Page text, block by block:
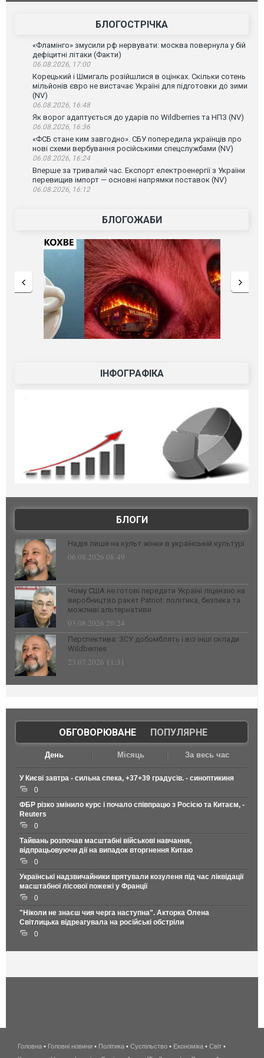
атаку. ВІДЕО
БЛОГОСТРІЧКА
«Фламінго» змусили рф нервувати: москва повернула у бій
дефіцитні літаки (Факти)
06.08.2026, 17:00
Корецький і Шмигаль розійшлися в оцінках. Скільки сотень
мільйонів євро не вистачає Україні для підготовки до зими
(NV)
06.08.2026, 16:48
Як ворог адаптується до ударів по Wildberries та НПЗ (NV)
06.08.2026, 16:36
«ФСБ стане ким завгодно». СБУ попередила українців про
нові схеми вербування російськими спецслужбами (NV)
06.08.2026, 16:24
Вперше за тривалий час. Експорт електроенергії з України
перевищив імпорт — основні напрямки поставок (NV)
06.08.2026, 16:12
БЛОГОЖАБИ
ІНФОГРАФІКА
БЛОГИ
Надія лише на культ жінки в українській культурі
06.08.2026 08:49
Чому США не готові передати Україні ліцензію на
виробництво ракет Patriot: політика, безпека та
можливі альтернативи
03.08.2026 20:24
Перспектива: ЗСУ добомблять і всі інші склади
Wildberries
23.07.2026 11:31
ОБГОВОРЮВАНЕ| ПОПУЛЯРНЕ
День Місяць За весь час
У Києві завтра - сильна спека, +37+39 градусів. - синоптикиня
0
ФБР різко змінило курс і почало співпрацю з Росією та Китаєм, -
Reuters
0
Тайвань розпочав масштабні військові навчання,
відпрацьовуючи дії на випадок вторгнення Китаю
0
Українські надзвичайники врятували козуленя під час ліквідації
масштабної лісової пожежі у Франції
0
"Ніколи не знаєш чия черга наступна". Акторка Олена
Світлицька відреагувала на російські обстріли
0
беспроводной
Головна • Головні новини • Політика • Суспільство • Економіка • Світ •